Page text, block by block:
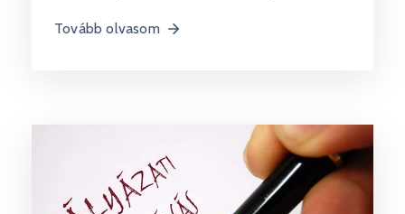
Tovább olvasom